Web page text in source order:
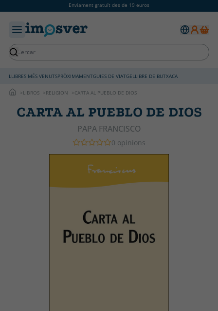
Enviament gratuït des de 19 euros
LLIBRES MÉS VENUTSPRÒXIMAMENTGUIES DE VIATGELLIBRE DE BUTXACA
LIBROS RELIGION CARTA AL PUEBLO DE DIOS
CARTA AL PUEBLO DE DIOS
PAPA FRANCISCO
0 opinions